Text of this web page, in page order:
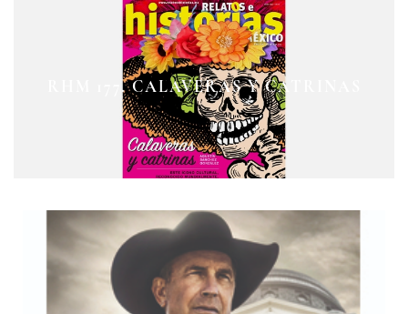
RHM 177. CALAVERAS Y CATRINAS
CURANDEROS CONTRA
CONQUISTADORES
LA COLONIA PROLETARIA RUBÉN
JARAMILLO